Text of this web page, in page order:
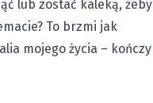
lub zostać kaleką, żeby
To brzmi jak
mojego życia – kończy